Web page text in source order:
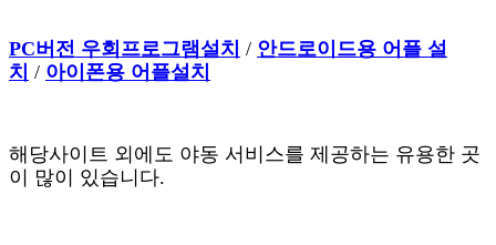
PC버전 우회프로그램설치 / 안드로이드용 어플 설
치 / 아이폰용 어플설치
해당사이트 외에도 야동 서비스를 제공하는 유용한 곳
이 많이 있습니다.